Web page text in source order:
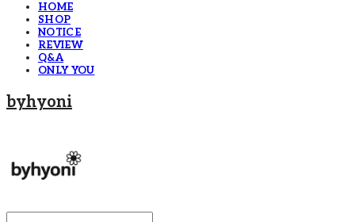
HOME
SHOP
NOTICE
REVIEW
Q&A
ONLY YOU
byhyoni